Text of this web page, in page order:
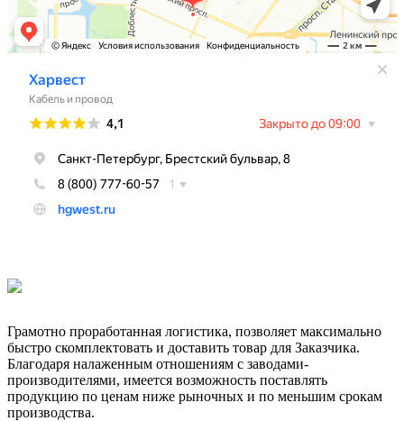
Грамотно проработанная логистика, позволяет максимально
быстро скомплектовать и доставить товар для Заказчика.
Благодаря налаженным отношениям с заводами-
производителями, имеется возможность поставлять
продукцию по ценам ниже рыночных и по меньшим срокам
производства.